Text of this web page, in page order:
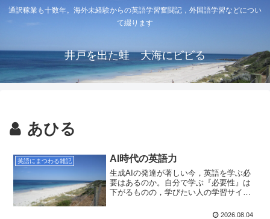
通訳稼業も十数年。海外未経験からの英語学習奮闘記，外国語学習などについ
て綴ります
井戸を出た蛙 大海にビビる
あひる
英語にまつわる雑記 AI時代の英語力
生成AIの発達が著しい今，英語を学ぶ必
要はあるのか。自分で学ぶ『必要性』は
下がるものの，学びたい人の学習サイク
語を学ぶ意義について，現役会議通訳が
2026.08.04